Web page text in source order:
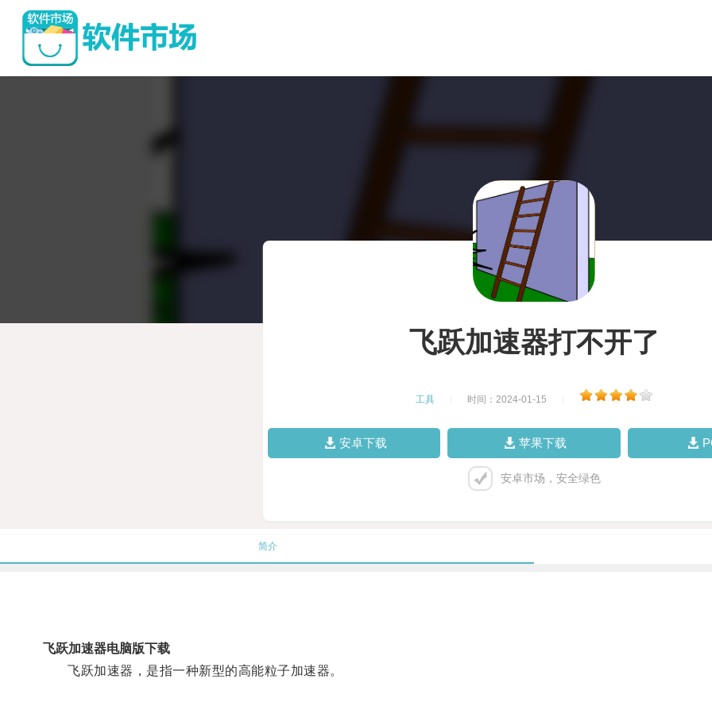
飞跃加速器打不开了
工具 时间：2024-01-15
安卓下载 苹果下载
安卓市场，安全绿色
简介
飞跃加速器电脑版下载
飞跃加速器，是指一种新型的高能粒子加速器。